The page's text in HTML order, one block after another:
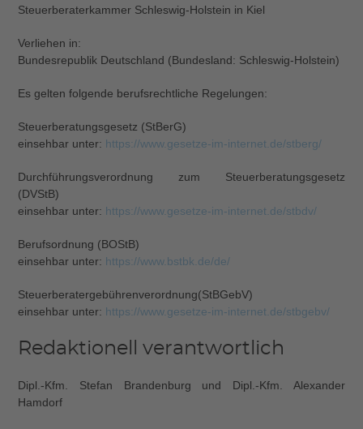
Steuerberaterkammer Schleswig-Holstein in Kiel
Verliehen in:
Bundesrepublik Deutschland (Bundesland: Schleswig-Holstein)
Es gelten folgende berufsrechtliche Regelungen:
Steuerberatungsgesetz (StBerG)
einsehbar unter: https://www.gesetze-im-internet.de/stberg/
Durchführungsverordnung zum Steuerberatungsgesetz
(DVStB)
einsehbar unter: https://www.gesetze-im-internet.de/stbdv/
Berufsordnung (BOStB)
einsehbar unter: https://www.bstbk.de/de/
Steuerberatergebührenverordnung(StBGebV)
einsehbar unter: https://www.gesetze-im-internet.de/stbgebv/
Redaktionell verantwortlich
Dipl.-Kfm. Stefan Brandenburg und Dipl.-Kfm. Alexander
Hamdorf